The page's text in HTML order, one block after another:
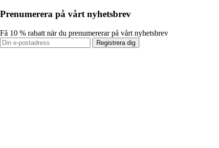
Prenumerera på vårt nyhetsbrev
Få 10 % rabatt när du prenumererar på vårt nyhetsbrev
Registrera dig